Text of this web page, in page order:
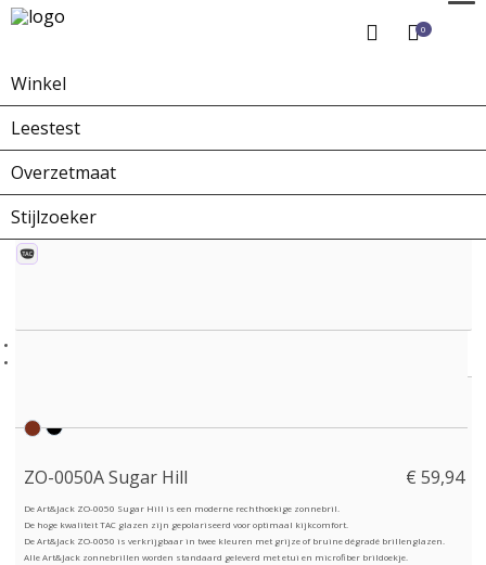
0
Winkel
Leestest
Overzetmaat
Stijlzoeker
Home Winkel
ZO-0050A Sugar Hill € 59,94
De Art&Jack ZO-0050 Sugar Hill is een moderne rechthoekige zonnebril.
De hoge kwaliteit TAC glazen zijn gepolariseerd voor optimaal kijkcomfort.
De Art&Jack ZO-0050 is verkrijgbaar in twee kleuren met grijze of bruine dégradé brillenglazen.
Alle Art&Jack zonnebrillen worden standaard geleverd met etui en microfiber brildoekje.